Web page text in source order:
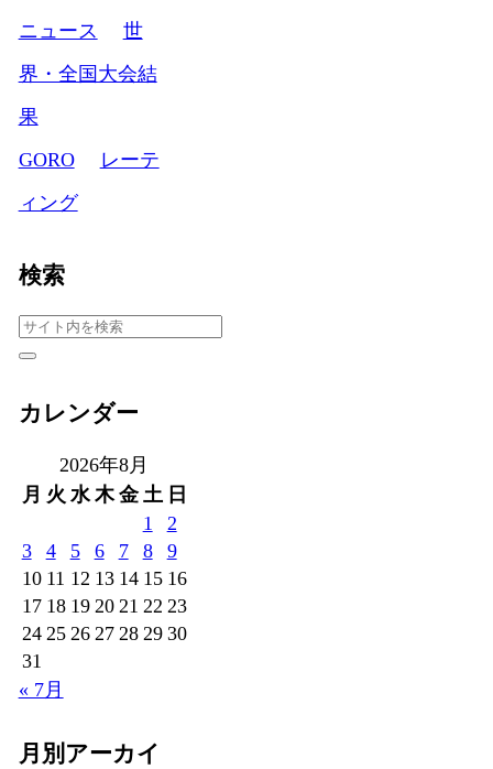
ニュース
世
界・全国大会結
果
GORO
レーテ
ィング
検索
カレンダー
2026年8月
月 火 水 木 金 土 日
1
2
3
4 5 6 7 8
9
10 11 12 13 14 15 16
17 18 19 20 21 22 23
24 25 26 27 28 29 30
31
« 7月
月別アーカイ